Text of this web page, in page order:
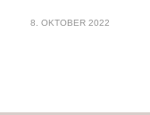
8. OKTOBER 2022